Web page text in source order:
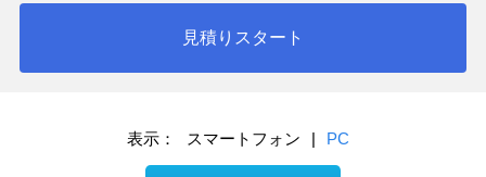
見積りスタート
表示： スマートフォン | PC